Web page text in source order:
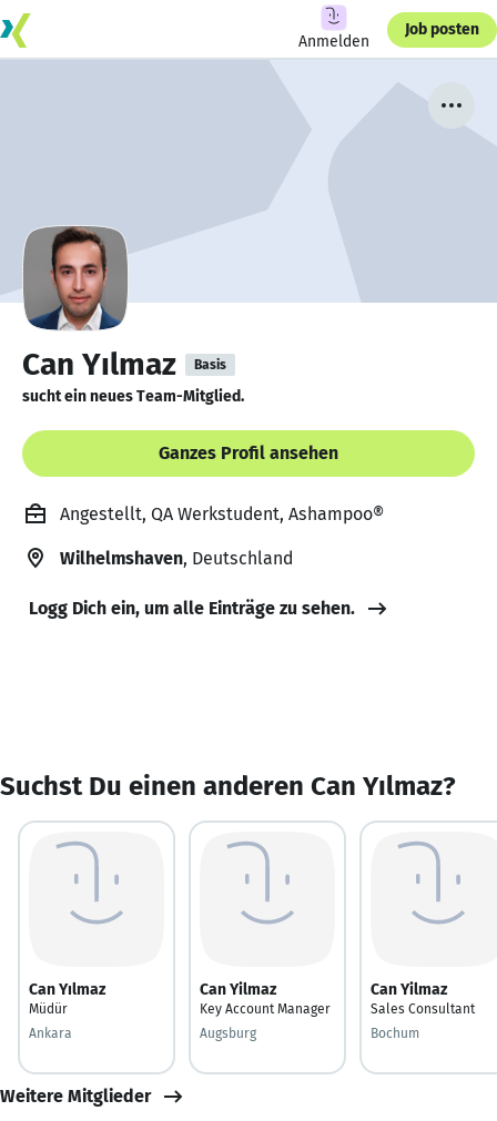
Anmelden
Job posten
Can Yılmaz Basis
sucht ein neues Team-Mitglied.
Ganzes Profil ansehen
Angestellt, QA Werkstudent, Ashampoo®
Wilhelmshaven, Deutschland
Logg Dich ein, um alle Einträge zu sehen.
Suchst Du einen anderen Can Yılmaz?
Can Yılmaz
Müdür
Ankara
Can Yilmaz
Key Account Manager
Augsburg
Can Yilmaz
Sales Consultant
Bochum
Weitere Mitglieder